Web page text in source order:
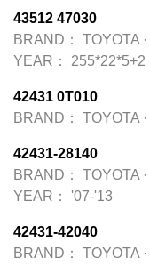
43512 47030
BRAND：
TOYOTA ·
YEAR：
255*22*5+2
42431 0T010
BRAND：
TOYOTA ·
42431-28140
BRAND：
TOYOTA ·
YEAR：
'07-'13
42431-42040
BRAND：
TOYOTA ·